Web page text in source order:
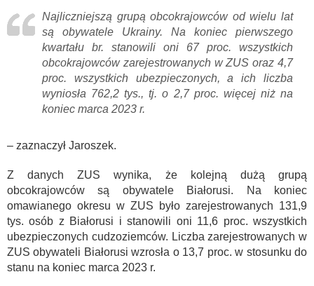
Najliczniejszą grupą obcokrajowców od wielu lat
są obywatele Ukrainy. Na koniec pierwszego
kwartału br. stanowili oni 67 proc. wszystkich
obcokrajowców zarejestrowanych w ZUS oraz 4,7
proc. wszystkich ubezpieczonych, a ich liczba
wyniosła 762,2 tys., tj. o 2,7 proc. więcej niż na
koniec marca 2023 r.
– zaznaczył Jaroszek.
Z danych ZUS wynika, że kolejną dużą grupą
obcokrajowców są obywatele Białorusi. Na koniec
omawianego okresu w ZUS było zarejestrowanych 131,9
tys. osób z Białorusi i stanowili oni 11,6 proc. wszystkich
ubezpieczonych cudzoziemców. Liczba zarejestrowanych w
ZUS obywateli Białorusi wzrosła o 13,7 proc. w stosunku do
stanu na koniec marca 2023 r.